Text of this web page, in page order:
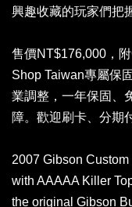
興趣收藏的玩家們把
售價NT$176,000，
Shop Taiwan專屬保
業調整，一年保固、
障。歡迎刷卡、分期
2007 Gibson
with AAAAA Killer
the original Gibson